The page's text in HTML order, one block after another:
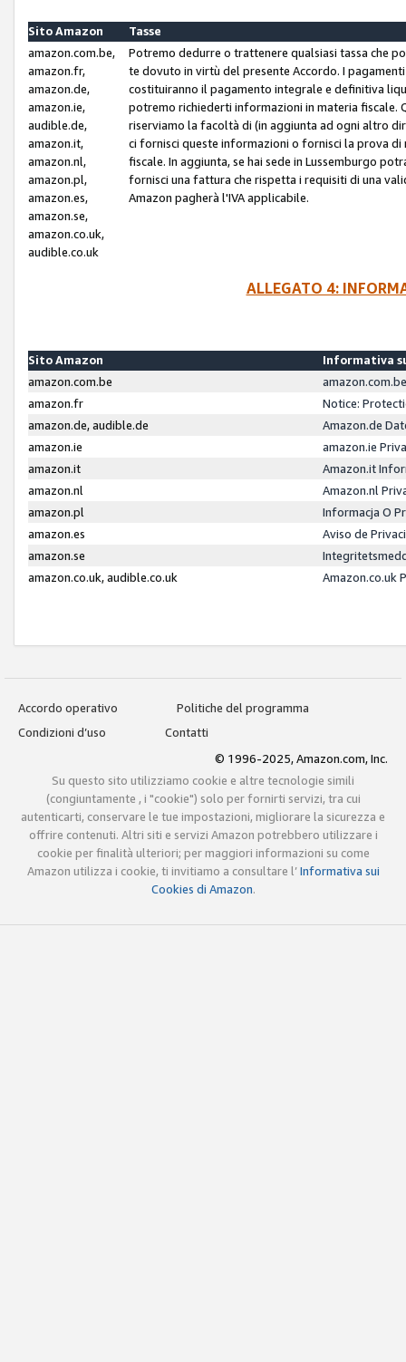
Sito Amazon
Tasse
amazon.com.be,
amazon.fr,
amazon.de,
amazon.ie,
audible.de,
amazon.it,
amazon.nl,
amazon.pl,
amazon.es,
amazon.se,
amazon.co.uk,
audible.co.uk
Potremo dedurre o trattenere qualsiasi tassa che
te dovuto in virtù del presente Accordo. I
costituiranno il pagamento integrale e definitiva
potremo richiederti informazioni in materia fiscale.
riserviamo la facoltà di (in aggiunta ad ogni altro
ci fornisci queste informazioni o fornisci la prova
fiscale. In aggiunta, se hai sede in Lussemburgo
fornisci una fattura che rispetta i requisiti di una
Amazon pagherà l'IVA applicabile.
ALLEGATO 4:
Sito Amazon
Informativa
amazon.com.be
amazon.fr
Notice:
amazon.de, audible.de
Amazon.de
amazon.ie
amazon.ie
amazon.it
Amazon.it
amazon.nl
Amazon.nl
amazon.pl
Informacja O
amazon.es
Aviso de
amazon.se
amazon.co.uk, audible.co.uk
Amazon.co.uk
Accordo operativo
Politiche del programma
Condizioni d’uso
Contatti
© 1996-2025, Amazon.com, Inc.
Su questo sito utilizziamo cookie e altre tecnologie simili
(congiuntamente , i "cookie") solo per fornirti servizi, tra cui
autenticarti, conservare le tue impostazioni, migliorare la sicurezza e
offrire contenuti. Altri siti e servizi Amazon potrebbero utilizzare i
cookie per finalità ulteriori; per maggiori informazioni su come
Amazon utilizza i cookie, ti invitiamo a consultare l’Informativa sui
Cookies di Amazon.